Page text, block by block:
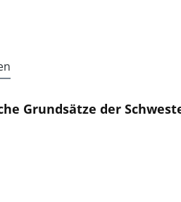
Grundsätze der